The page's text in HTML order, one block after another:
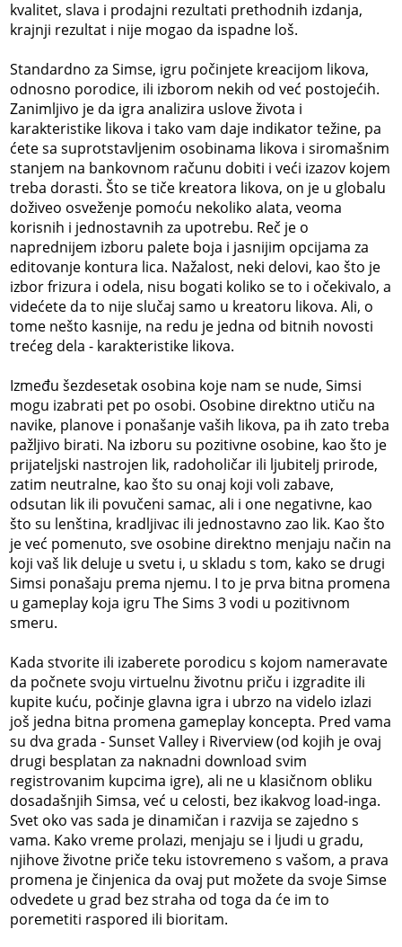
kvalitet, slava i prodajni rezultati prethodnih izdanja,
krajnji rezultat i nije mogao da ispadne loš.
Standardno za Simse, igru počinjete kreacijom likova,
odnosno porodice, ili izborom nekih od već postojećih.
Zanimljivo je da igra analizira uslove života i
karakteristike likova i tako vam daje indikator težine, pa
ćete sa suprotstavljenim osobinama likova i siromašnim
stanjem na bankovnom računu dobiti i veći izazov kojem
treba dorasti. Što se tiče kreatora likova, on je u globalu
doživeo osveženje pomoću nekoliko alata, veoma
korisnih i jednostavnih za upotrebu. Reč je o
naprednijem izboru palete boja i jasnijim opcijama za
editovanje kontura lica. Nažalost, neki delovi, kao što je
izbor frizura i odela, nisu bogati koliko se to i očekivalo, a
videćete da to nije slučaj samo u kreatoru likova. Ali, o
tome nešto kasnije, na redu je jedna od bitnih novosti
trećeg dela - karakteristike likova.
Između šezdesetak osobina koje nam se nude, Simsi
mogu izabrati pet po osobi. Osobine direktno utiču na
navike, planove i ponašanje vaših likova, pa ih zato treba
pažljivo birati. Na izboru su pozitivne osobine, kao što je
prijateljski nastrojen lik, radoholičar ili ljubitelj prirode,
zatim neutralne, kao što su onaj koji voli zabave,
odsutan lik ili povučeni samac, ali i one negativne, kao
što su lenština, kradljivac ili jednostavno zao lik. Kao što
je već pomenuto, sve osobine direktno menjaju način na
koji vaš lik deluje u svetu i, u skladu s tom, kako se drugi
Simsi ponašaju prema njemu. I to je prva bitna promena
u gameplay koja igru The Sims 3 vodi u pozitivnom
smeru.
Kada stvorite ili izaberete porodicu s kojom nameravate
da počnete svoju virtuelnu životnu priču i izgradite ili
kupite kuću, počinje glavna igra i ubrzo na videlo izlazi
još jedna bitna promena gameplay koncepta. Pred vama
su dva grada - Sunset Valley i Riverview (od kojih je ovaj
drugi besplatan za naknadni download svim
registrovanim kupcima igre), ali ne u klasičnom obliku
dosadašnjih Simsa, već u celosti, bez ikakvog load-inga.
Svet oko vas sada je dinamičan i razvija se zajedno s
vama. Kako vreme prolazi, menjaju se i ljudi u gradu,
njihove životne priče teku istovremeno s vašom, a prava
promena je činjenica da ovaj put možete da svoje Simse
odvedete u grad bez straha od toga da će im to
poremetiti raspored ili bioritam.